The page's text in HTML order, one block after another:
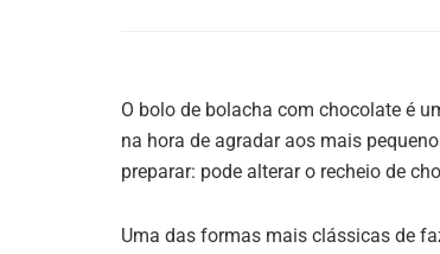
O bolo de bolacha com chocolate é
na hora de agradar aos mais
preparar: pode alterar o recheio de
Uma das formas mais clássicas de